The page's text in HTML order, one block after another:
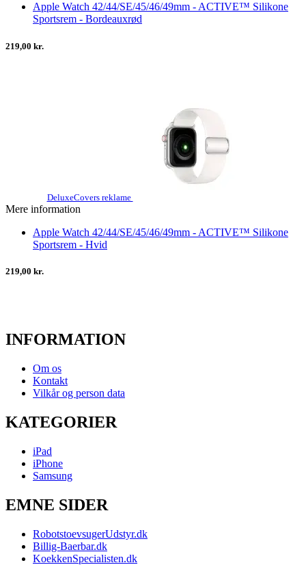
Apple Watch 42/44/SE/45/46/49mm - ACTIVE™ Silikone
Sportsrem - Bordeauxrød
219,00 kr.
DeluxeCovers reklame
Mere information
Apple Watch 42/44/SE/45/46/49mm - ACTIVE™ Silikone
Sportsrem - Hvid
219,00 kr.
INFORMATION
Om os
Kontakt
Vilkår og person data
KATEGORIER
iPad
iPhone
Samsung
EMNE SIDER
RobotstoevsugerUdstyr.dk
Billig-Baerbar.dk
KoekkenSpecialisten.dk